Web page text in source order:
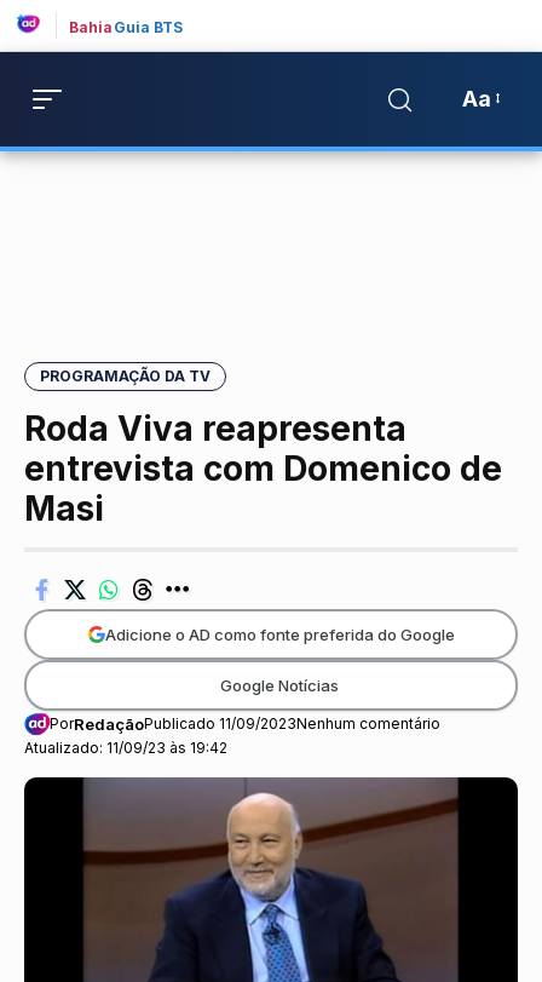
Bahia Guia BTS
Aa
PROGRAMAÇÃO DA TV
Roda Viva reapresenta
entrevista com Domenico de
Masi
Atualizado: 11/09/23 às 19:42
PorRedaçãoPublicado 11/09/2023Nenhum comentário
Adicione o AD como fonte preferida do Google
Google Notícias